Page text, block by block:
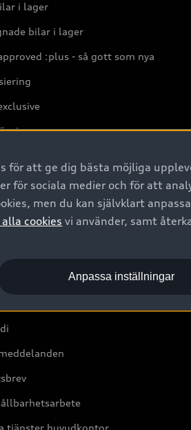
i lager
bilar i lager
:plus - så gott som nya
Sverige
online
tjänster huvudkontor
för att ge dig bästa möjliga
för sociala medier och för att
men du kan självklart
cookies vi använder, samt
Anpassa inställningar